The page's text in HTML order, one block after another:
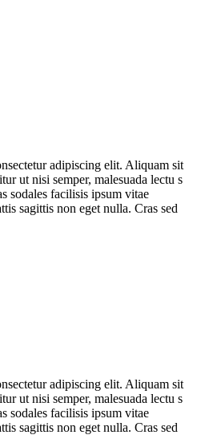
adipiscing elit. Aliquam sit
ut nisi semper, malesuada lectu s
sodales facilisis ipsum vitae
sagittis non eget nulla. Cras sed
adipiscing elit. Aliquam sit
ut nisi semper, malesuada lectu s
sodales facilisis ipsum vitae
sagittis non eget nulla. Cras sed